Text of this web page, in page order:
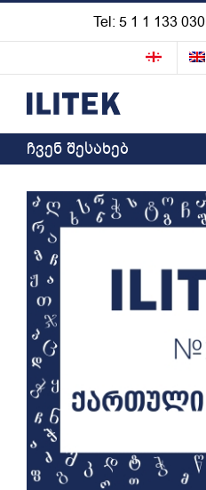
Skip
content
Tel: 5 1 1 133 030
ჩვენ შესახებ